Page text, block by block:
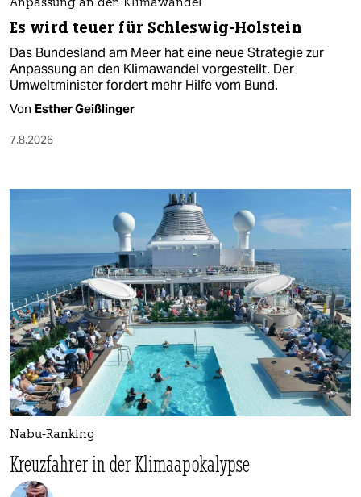
Anpassung an den Klimawandel
Es wird teuer für Schleswig-Holstein
Das Bundesland am Meer hat eine neue Strategie zur
Anpassung an den Klimawandel vorgestellt. Der
Umweltminister fordert mehr Hilfe vom Bund.
Von Esther Geißlinger
7.8.2026
Nabu-Ranking
Kreuzfahrer in der Klimaapokalypse